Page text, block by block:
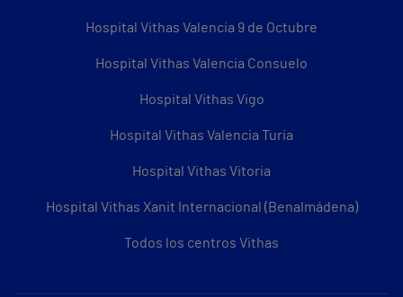
Hospital Vithas Valencia 9 de Octubre
Hospital Vithas Valencia Consuelo
Hospital Vithas Vigo
Hospital Vithas Valencia Turia
Hospital Vithas Vitoria
Hospital Vithas Xanit Internacional (Benalmádena)
Todos los centros Vithas